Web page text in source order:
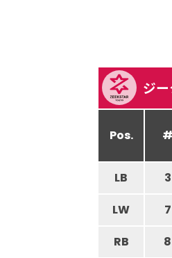
ジ
Pos. #
LB
3
LW
7
RB
8